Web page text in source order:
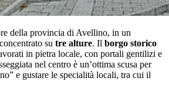
della provincia di Avellino, in un
su tre alture. Il borgo storico
in pietra locale, con portali gentilizi e
nel centro è un’ottima scusa per
e gustare le specialità locali, tra cui il